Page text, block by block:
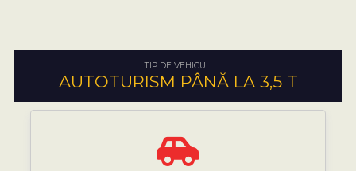
TIP DE VEHICUL:
AUTOTURISM PÂNĂ LA 3,5 T